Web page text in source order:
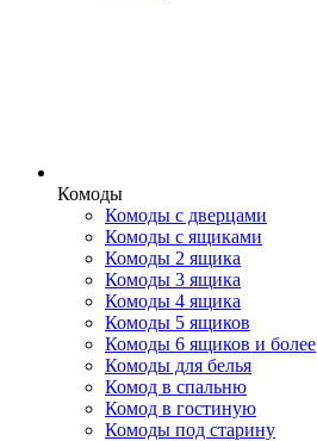
Комоды
Комоды с дверцами
Комоды с ящиками
Комоды 2 ящика
Комоды 3 ящика
Комоды 4 ящика
Комоды 5 ящиков
Комоды 6 ящиков и более
Комоды для белья
Комод в спальню
Комод в гостиную
Комоды под старину